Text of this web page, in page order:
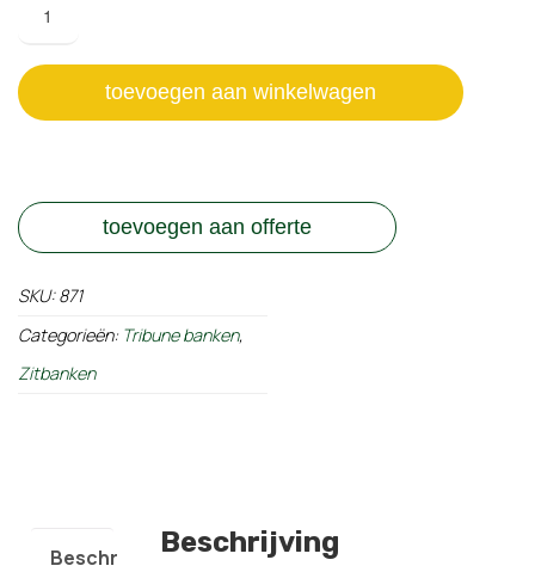
Quartz
Brwon
(recycle
toevoegen aan winkelwagen
toevoegen aan offerte
SKU:871
Categorieën: Tribune banken,
Zitbanken
BeschrijvingBeschrijving